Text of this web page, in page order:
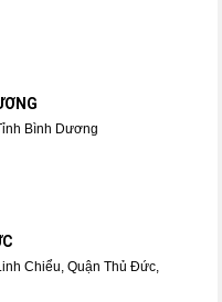
Bình Dương
Chiểu, Quận Thủ Đức,